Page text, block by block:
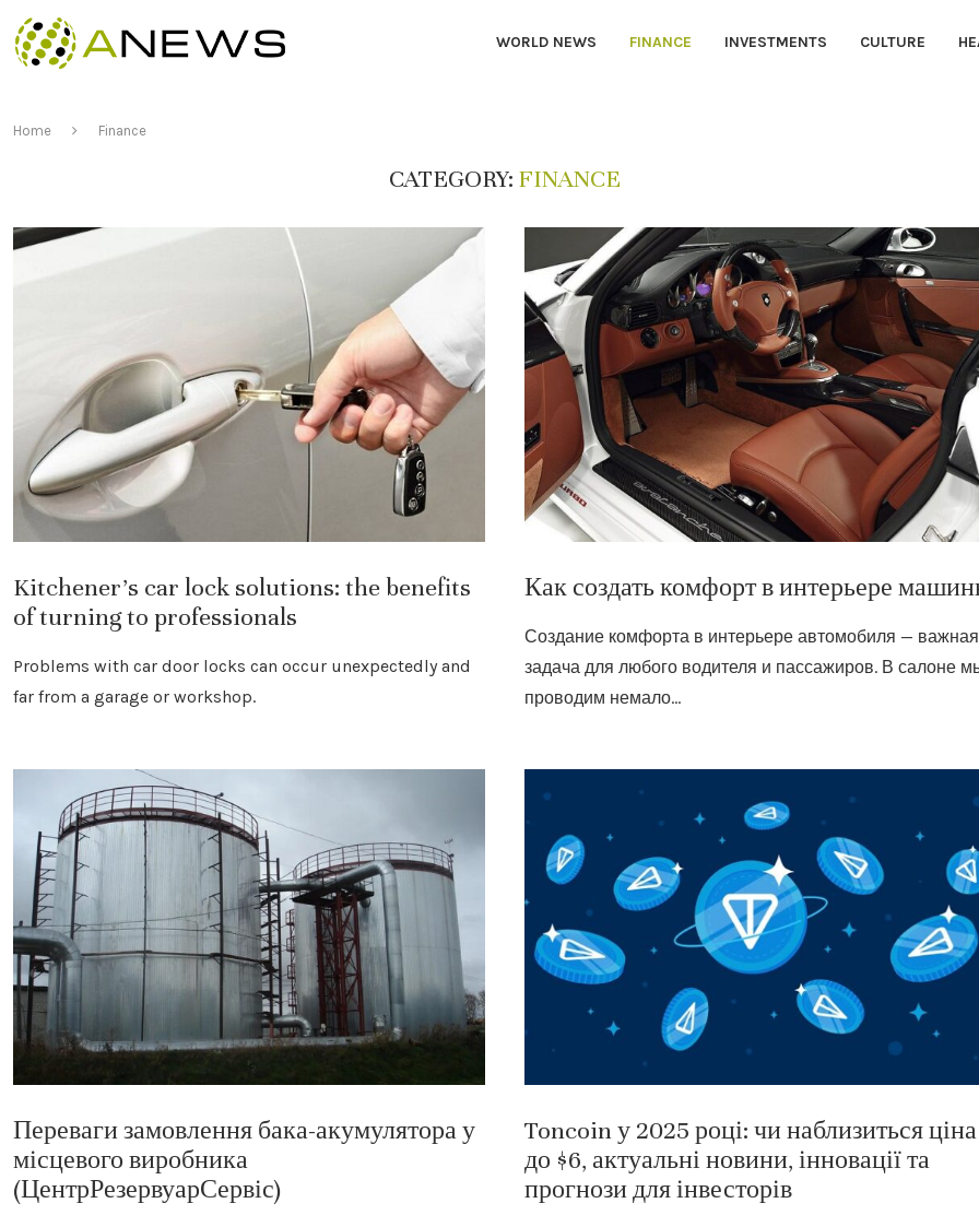
WORLD NEWS FINANCE INVESTMENTS CULTURE
Home Finance
CATEGORY: FINANCE
Kitchener’s car lock solutions: the benefits
of turning to professionals
Problems with car door locks can occur unexpectedly and
far from a garage or workshop.
Как создать комфорт в интерьере
Создание комфорта в интерьере автомобиля — важная
задача для любого водителя и пассажиров. В салоне
проводим немало…
Переваги замовлення бака-акумулятора у
місцевого виробника
(ЦентрРезервуарСервіс)
Toncoin у 2025 році: чи наблизиться ціна
до $6, актуальні новини, інновації та
прогнози для інвесторів